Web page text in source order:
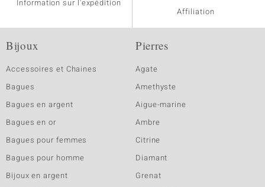
Information sur l'expédition
Affiliation
Bijoux
Accessoires et Chaines
Bagues
Bagues en argent
Bagues en or
Bagues pour femmes
Bagues pour homme
Bijoux en argent
Pierres
Agate
Amethyste
Aigue-marine
Ambre
Citrine
Diamant
Grenat